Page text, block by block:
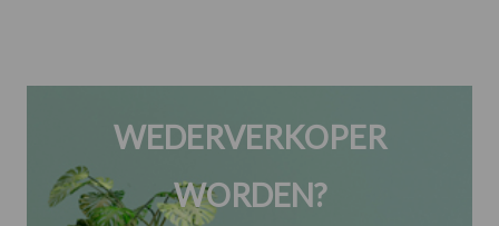
WEDERVERKOPER
WORDEN?